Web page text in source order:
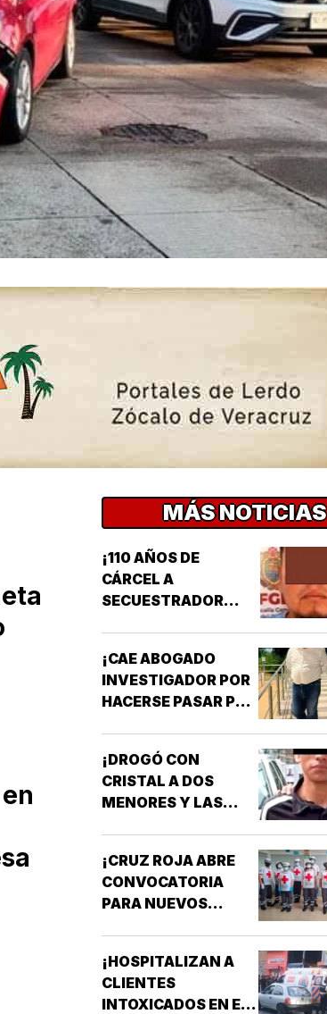
MÁS NOTICIAS
¡110 AÑOS DE
CÁRCEL A
SECUESTRADOR
¡CAE ABOGADO
INVESTIGADOR POR
HACERSE PASAR POR
¡DROGÓ CON
CRISTAL A DOS
MENORES Y LAS
¡CRUZ ROJA ABRE
CONVOCATORIA
PARA NUEVOS
URGENCIAS
MÉDICAS!
¡HOSPITALIZAN A
CLIENTES
INTOXICADOS EN EL